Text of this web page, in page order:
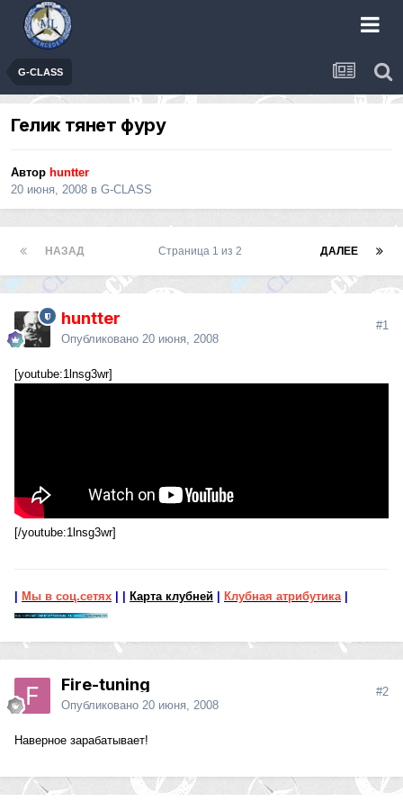
G-CLASS
Гелик тянет фуру
Автор huntter
20 июня, 2008 в G-CLASS
НАЗАД ДАЛЕЕ
Страница 1 из 2
huntter
Опубликовано 20 июня, 2008
#1
[youtube:1lnsg3wr]
[/youtube:1lnsg3wr]
Мы в соц.сетях Карта клубней Клубная атрибутика|
Fire-tuning
Опубликовано 20 июня, 2008
#2
Наверное зарабатывает!